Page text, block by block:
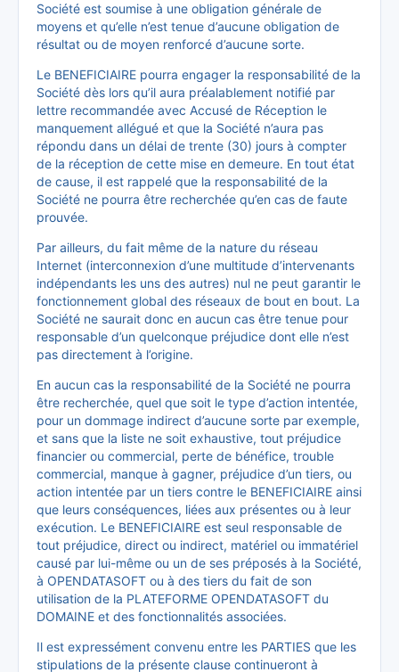
Société est soumise à une obligation générale de
moyens et qu’elle n’est tenue d’aucune obligation de
résultat ou de moyen renforcé d’aucune sorte.
Le BENEFICIAIRE pourra engager la responsabilité de la
Société dès lors qu’il aura préalablement notifié par
lettre recommandée avec Accusé de Réception le
manquement allégué et que la Société n’aura pas
répondu dans un délai de trente (30) jours à compter
de la réception de cette mise en demeure. En tout état
de cause, il est rappelé que la responsabilité de la
Société ne pourra être recherchée qu’en cas de faute
prouvée.
Par ailleurs, du fait même de la nature du réseau
Internet (interconnexion d’une multitude d’intervenants
indépendants les uns des autres) nul ne peut garantir le
fonctionnement global des réseaux de bout en bout. La
Société ne saurait donc en aucun cas être tenue pour
responsable d’un quelconque préjudice dont elle n’est
pas directement à l’origine.
En aucun cas la responsabilité de la Société ne pourra
être recherchée, quel que soit le type d’action intentée,
pour un dommage indirect d’aucune sorte par exemple,
et sans que la liste ne soit exhaustive, tout préjudice
financier ou commercial, perte de bénéfice, trouble
commercial, manque à gagner, préjudice d’un tiers, ou
action intentée par un tiers contre le BENEFICIAIRE ainsi
que leurs conséquences, liées aux présentes ou à leur
exécution. Le BENEFICIAIRE est seul responsable de
tout préjudice, direct ou indirect, matériel ou immatériel
causé par lui-même ou un de ses préposés à la Société,
à OPENDATASOFT ou à des tiers du fait de son
utilisation de la PLATEFORME OPENDATASOFT du
DOMAINE et des fonctionnalités associées.
Il est expressément convenu entre les PARTIES que les
stipulations de la présente clause continueront à